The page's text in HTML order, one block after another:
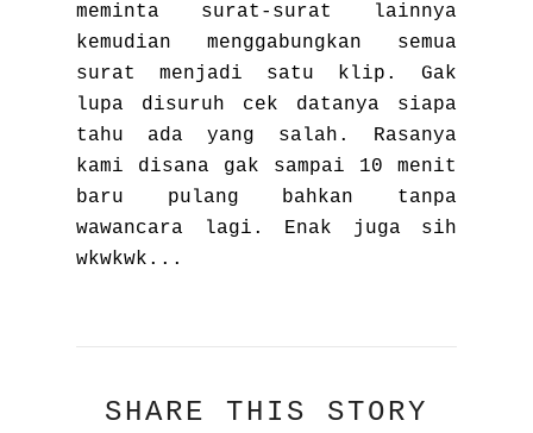
meminta surat-surat lainnya
kemudian menggabungkan semua
surat menjadi satu klip. Gak
lupa disuruh cek datanya siapa
tahu ada yang salah. Rasanya
kami disana gak sampai 10 menit
baru pulang bahkan tanpa
wawancara lagi. Enak juga sih
wkwkwk...
SHARE THIS STORY